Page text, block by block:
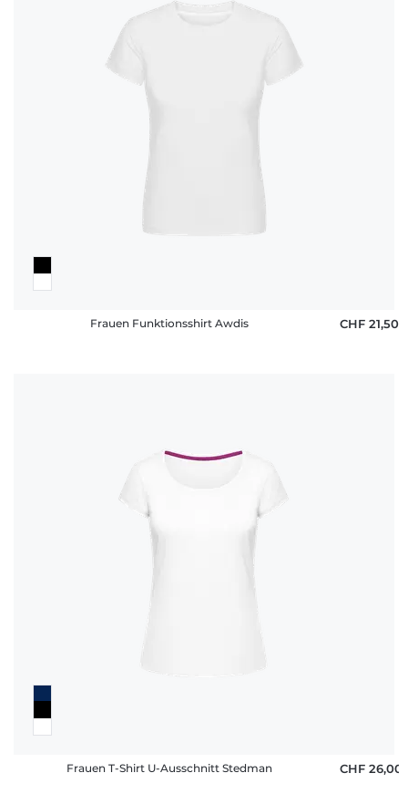
Frauen Funktionsshirt Awdis CHF 21,50
Frauen T-Shirt U-Ausschnitt Stedman CHF 26,00